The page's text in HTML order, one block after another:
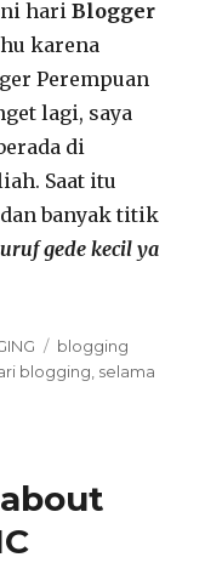
ini hariBlogger
karena
Perempuan
lagi, saya
di
Saat itu
banyak titik
gede kecil ya
Tags
blogging
blogging selama
about